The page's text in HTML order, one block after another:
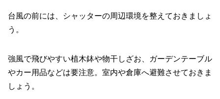
台風の前には、シャッターの周辺環境を整えておきましょ
う。
強風で飛びやすい植木鉢や物干しざお、ガーデンテーブル
やカー用品などは要注意。室内や倉庫へ避難させておきま
しょう。